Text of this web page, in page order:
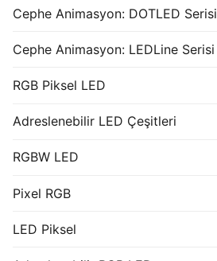
Cephe Animasyon: DOTLED Serisi
Cephe Animasyon: LEDLine Serisi
RGB Piksel LED
Adreslenebilir LED Çeşitleri
RGBW LED
Pixel RGB
LED Piksel